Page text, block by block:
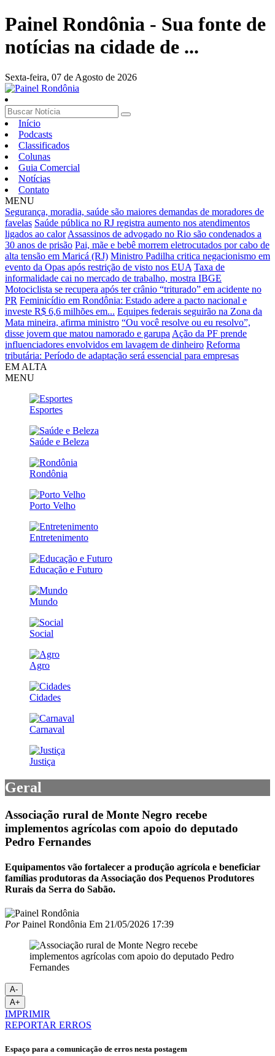
Painel Rondônia - Sua fonte de
notícias na cidade de ...
Sexta-feira, 07 de Agosto de 2026
Início
Podcasts
Classificados
Colunas
Guia Comercial
Notícias
Contato
MENU
Segurança, moradia, saúde são maiores demandas de moradores de
favelas Saúde pública no RJ registra aumento nos atendimentos
ligados ao calor Assassinos de advogado no Rio são condenados a
30 anos de prisão Pai, mãe e bebê morrem eletrocutados por cabo de
alta tensão em Maricá (RJ) Ministro Padilha critica negacionismo em
evento da Opas após restrição de visto nos EUA Taxa de
informalidade cai no mercado de trabalho, mostra IBGE
Motociclista se recupera após ter crânio “triturado” em acidente no
PR Feminicídio em Rondônia: Estado adere a pacto nacional e
investe R$ 6,6 milhões em... Equipes federais seguirão na Zona da
Mata mineira, afirma ministro “Ou você resolve ou eu resolvo”,
disse jovem que matou namorado e garupa Ação da PF prende
influenciadores envolvidos em lavagem de dinheiro Reforma
tributária: Período de adaptação será essencial para empresas
EM ALTA
MENU
Esportes
Saúde e Beleza
Rondônia
Porto Velho
Entretenimento
Educação e Futuro
Mundo
Social
Agro
Cidades
Carnaval
Justiça
Geral
Associação rural de Monte Negro recebe
implementos agrícolas com apoio do deputado
Pedro Fernandes
Equipamentos vão fortalecer a produção agrícola e beneficiar
famílias produtoras da Associação dos Pequenos Produtores
Rurais da Serra do Sabão.
PorPainel Rondônia Em 21/05/2026 17:39
A-
A+
IMPRIMIR
REPORTAR ERROS
Espaço para a comunicação de erros nesta postagem